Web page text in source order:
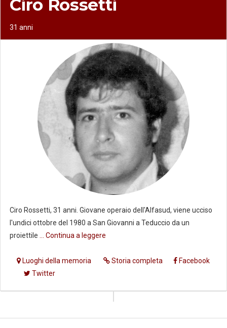
Ciro Rossetti
31 anni
Ciro Rossetti, 31 anni. Giovane operaio dell'Alfasud, viene ucciso
l'undici ottobre del 1980 a San Giovanni a Teduccio da un
proiettile
... Continua a leggere
Luoghi della memoria Storia completa
Facebook
Twitter